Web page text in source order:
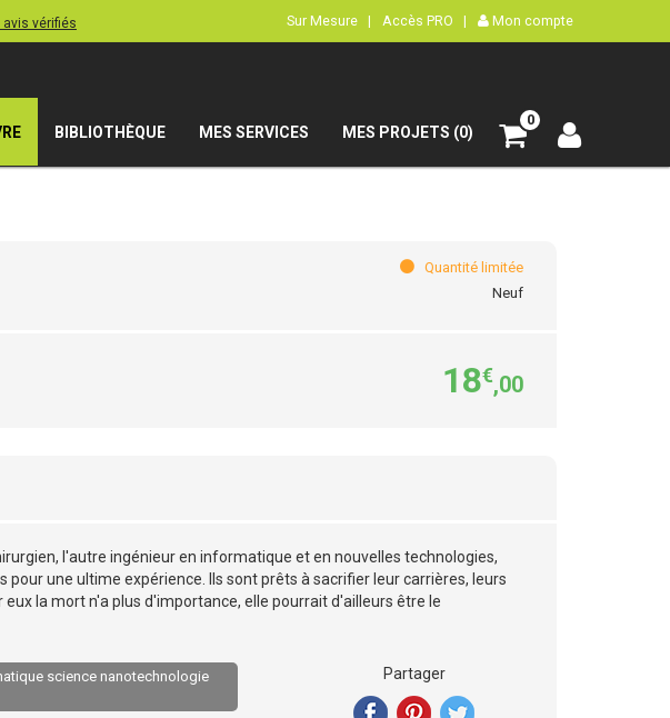
avis vérifiés Sur Mesure | Accès PRO | Mon compte
BIBLIOTHÈQUE MES SERVICES MES PROJETS (0)
0
Quantité limitée
Neuf
18€,00
l'autre ingénieur en informatique et en nouvelles technologies,
pour une ultime expérience. Ils sont prêts à sacrifier leur carrières, leurs
la mort n'a plus d'importance, elle pourrait d'ailleurs être le
science nanotechnologie
Partager